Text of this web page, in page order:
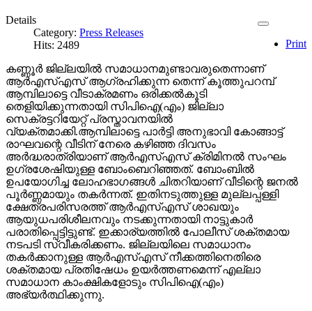
Print
Details
Category: Press Releases
Hits: 2489
കണ്ണൂർ ജില്ലയിൽ സമാധാനമുണ്ടാവരുതെന്നാണ്
ആർഎസ്എസ് ആഗ്രഹിക്കുന്ന തെന്ന് കൂത്തുപറമ്പ്
ആമ്പിലാട്ടെ വീടാക്രമണം ഒരിക്കൽകൂടി
തെളിയിക്കുന്നതായി സിപിഐ(എം) ജില്ലാ
സെക്രട്ടറിയേറ്റ് പ്രസ്താവനയിൽ
വ്യക്തമാക്കി.ആമ്പിലാട്ടെ പാർട്ടി അനുഭാവി കോങ്ങാട്ട്
രാഘവന്റെ വീടിന് നേരെ കഴിഞ്ഞ ദിവസം
അർദ്ധരാത്രിയാണ് ആർഎസ്എസ് ക്രിമിനൽ സംഘം
ഉഗ്രശേഷിയുള്ള ബോംബെറിഞ്ഞത്. ബോംബിൽ
ഉപയോഗിച്ച ലോഹഭാഗങ്ങൾ ചിതറിയാണ് വീടിന്റെ ജനൽ
പൂർണ്ണമായും തകർന്നത്. ഇതിനടുത്തുള്ള മുല്ലപ്പള്ളി
ക്ഷേത്രപരിസരത്ത് ആർഎസ്എസ് ശാഖയും
ആയുധപരിശീലനവും നടക്കുന്നതായി നാട്ടുകാർ
പരാതിപ്പെട്ടിട്ടുണ്ട്. ഇക്കാര്യത്തിൽ പോലീസ് ശക്തമായ
നടപടി സ്വീകരിക്കണം. ജില്ലയിലെ സമാധാനം
തകർക്കാനുള്ള ആർഎസ്എസ് നീക്കത്തിനെതിരെ
ശക്തമായ പ്രതിഷേധം ഉയർത്തണമെന്ന് എല്ലാ
സമാധാന കാംക്ഷികളോടും സിപിഐ(എം)
അഭ്യർത്ഥിക്കുന്നു.